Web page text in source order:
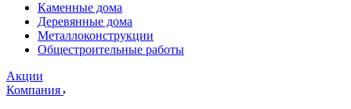
Каменные дома
Деревянные дома
Металлоконструкции
Общестроительные работы
Акции
Компания